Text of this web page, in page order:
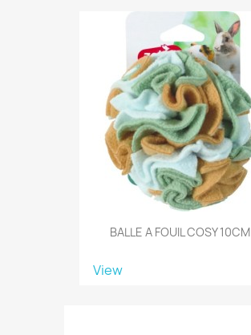
BALLE A FOUIL COSY 10CM
View